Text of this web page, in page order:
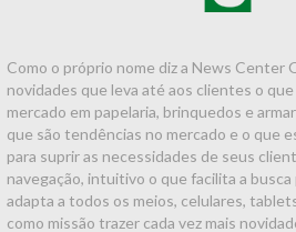
Como o próprio nome diz a News Center
novidades que leva até aos clientes o
mercado em papelaria, brinquedos e
que são tendências no mercado e o que
para suprir as necessidades de seus
navegação, intuitivo o que facilita a
adapta a todos os meios, celulares,
como missão trazer cada vez mais